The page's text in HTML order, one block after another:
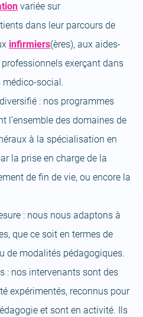
variée sur
dans leur parcours de
infirmiers(ères), aux aides-
exerçant dans
médico-social.
: nos programmes
l’ensemble des domaines de
à la spécialisation en
la prise en charge de la
de fin de vie, ou encore la
: nous nous adaptons à
que ce soit en termes de
de modalités pédagogiques.
: nos intervenants sont des
expérimentés, reconnus pour
et sont en activité. Ils